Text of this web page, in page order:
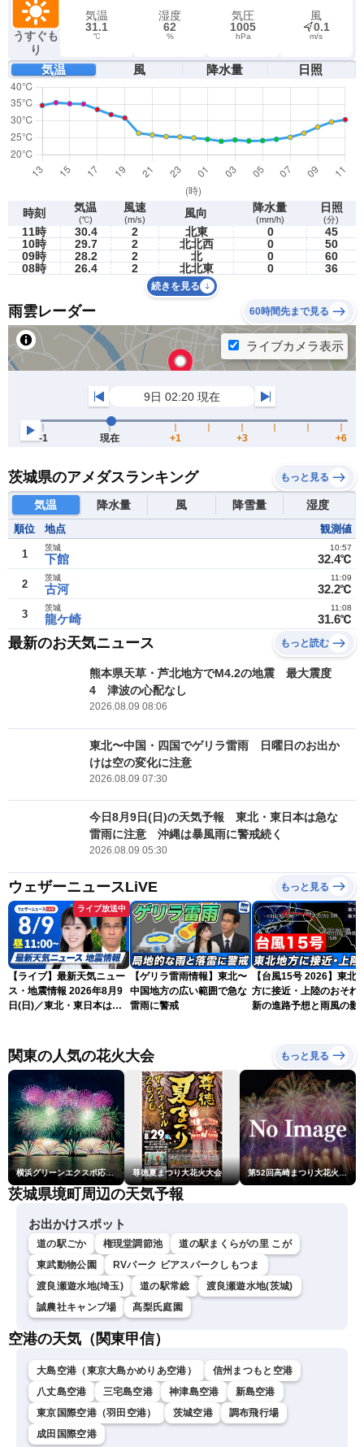
うすぐも
り
気温
31.1
℃
湿度
62
%
気圧
1005
hPa
風
0.1
m/s
気温 風 降水量 日照
時刻 気温
(℃)
風速
(m/s) 風向 降水量
(mm/h)
日照
(分)
11時 30.4 2 北東 0
45
10時
29.7 2 北北西 0
50
09時
28.2 2 北 0
60
08時
26.4 2 北北東 0 36
続きを見る
雨雲レーダー 60時間先まで見る
茨城県のアメダスランキング もっと見る
気温 降水量 風 降雪量 湿度
順位 地点 観測値
1 下館
茨城
32.4℃
10:57
2 古河
茨城
32.2℃
11:09
3 龍ケ崎
茨城
31.6℃
11:08
最新のお天気ニュース もっと読む
熊本県天草・芦北地方でM4.2の地震 最大震度
4 津波の心配なし
2026.08.09 08:06
東北〜中国・四国でゲリラ雷雨 日曜日のお出か
けは空の変化に注意
2026.08.09 07:30
今日8月9日(日)の天気予報 東北・東日本は急な
雷雨に注意 沖縄は暴風雨に警戒続く
2026.08.09 05:30
ウェザーニュースLiVE もっと見る
ライブ放送中
【ライブ】最新天気ニュー
ス・地震情報 2026年8月9
日(日)／東北・東日本は急
ム・青原桃香／山口剛央〉
【ゲリラ雷雨情報】東北〜
中国地方の広い範囲で急な
雷雨に警戒
【台風15号 2026】東北
方に接近・上陸のおそれ
新の進路予想と雨風の影
関東の人気の花火大会 もっと見る
横浜グリーンエクスポ応援 みなとみらいフェスティバル「スカイシンフォニーinヨコハマ presented byコロワイド」 尊徳夏まつり大花火大会 第52回高崎まつり大花火大会
茨城県境町周辺の天気予報
お出かけスポット
道の駅ごか 権現堂調節池
道の駅まくらがの里 こが
東武動物公園
RVパーク ビアスパークしもつま
渡良瀬遊水地(埼玉)
道の駅常総
渡良瀬遊水地(茨城)
誠農社キャンプ場
髙梨氏庭園
空港の天気（関東甲信）
大島空港（東京大島かめりあ空港）
信州まつもと空港
八丈島空港
三宅島空港 神津島空港
新島空港
東京国際空港（羽田空港）
茨城空港
調布飛行場
成田国際空港